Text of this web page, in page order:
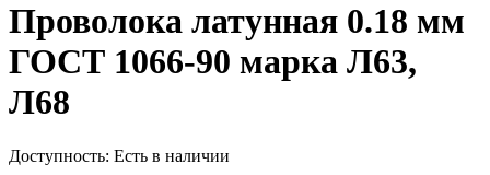
Проволока латунная 0.18 мм
ГОСТ 1066-90 марка Л63,
Л68
Доступность: Есть в наличии